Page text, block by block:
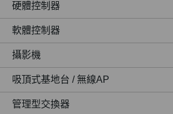
硬體控制器
軟體控制器
攝影機
吸頂式基地台 / 無線AP
管理型交換器